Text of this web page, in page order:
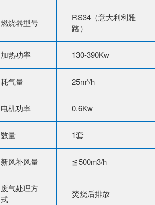
燃烧器型号
RS34（意大利利雅
路）
加热功率 130-390Kw
耗气量 25m³/h
电机功率 0.6Kw
数量 1套
新风补风量 ≦500m3/h
废气处理方
式
焚烧后排放